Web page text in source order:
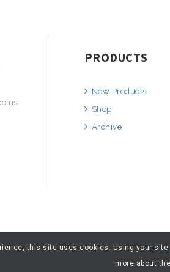
PRODUCTS
New Products
Shop
Archive
©
this site uses cookies. Using your
more about